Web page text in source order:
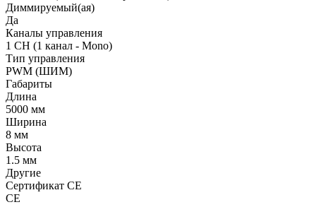
Диммируемый(ая)
Да
Каналы управления
1 CH (1 канал - Mono)
Тип управления
PWM (ШИМ)
Габариты
Длина
5000 мм
Ширина
8 мм
Высота
1.5 мм
Другие
Сертификат CE
CE